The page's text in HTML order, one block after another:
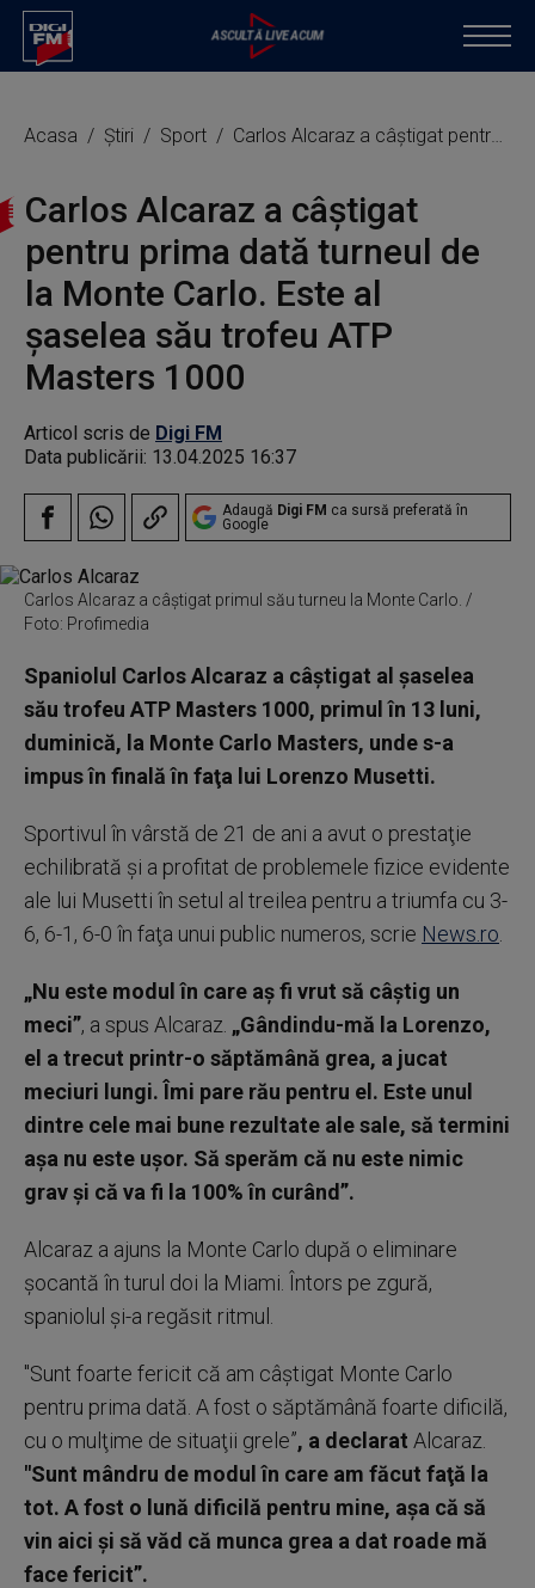
Acasa Știri Sport Carlos Alcaraz a câştigat pentru prima dată turneul de la Monte Carlo. Este al şaselea său trofeu ATP Masters 1000
Carlos Alcaraz a câştigat
pentru prima dată turneul de
la Monte Carlo. Este al
şaselea său trofeu ATP
Masters 1000
Articol scris de Digi FM
Data publicării: 13.04.2025 16:37
Adaugă Digi FM ca sursă preferată în
Google
Carlos Alcaraz a câștigat primul său turneu la Monte Carlo. /
Foto: Profimedia
Spaniolul Carlos Alcaraz a câştigat al şaselea
său trofeu ATP Masters 1000, primul în 13 luni,
duminică, la Monte Carlo Masters, unde s-a
impus în finală în faţa lui Lorenzo Musetti.
Sportivul în vârstă de 21 de ani a avut o prestaţie
echilibrată şi a profitat de problemele fizice evidente
ale lui Musetti în setul al treilea pentru a triumfa cu 3-
6, 6-1, 6-0 în faţa unui public numeros, scrie News.ro
„Nu este modul în care aş fi vrut să câştig un
meci”, a spus Alcaraz. „Gândindu-mă la Lorenzo,
el a trecut printr-o săptămână grea, a jucat
meciuri lungi. Îmi pare rău pentru el. Este unul
dintre cele mai bune rezultate ale sale, să termini
aşa nu este uşor. Să sperăm că nu este nimic
grav şi că va fi la 100% în curând”.
Alcaraz a ajuns la Monte Carlo după o eliminare
şocantă în turul doi la Miami. Întors pe zgură,
spaniolul şi-a regăsit ritmul.
"Sunt foarte fericit că am câştigat Monte Carlo
pentru prima dată. A fost o săptămână foarte dificilă,
cu o mulţime de situaţii grele”, a declarat Alcaraz.
"Sunt mândru de modul în care am făcut faţă la
tot. A fost o lună dificilă pentru mine, aşa că să
vin aici şi să văd că munca grea a dat roade mă
face fericit”.